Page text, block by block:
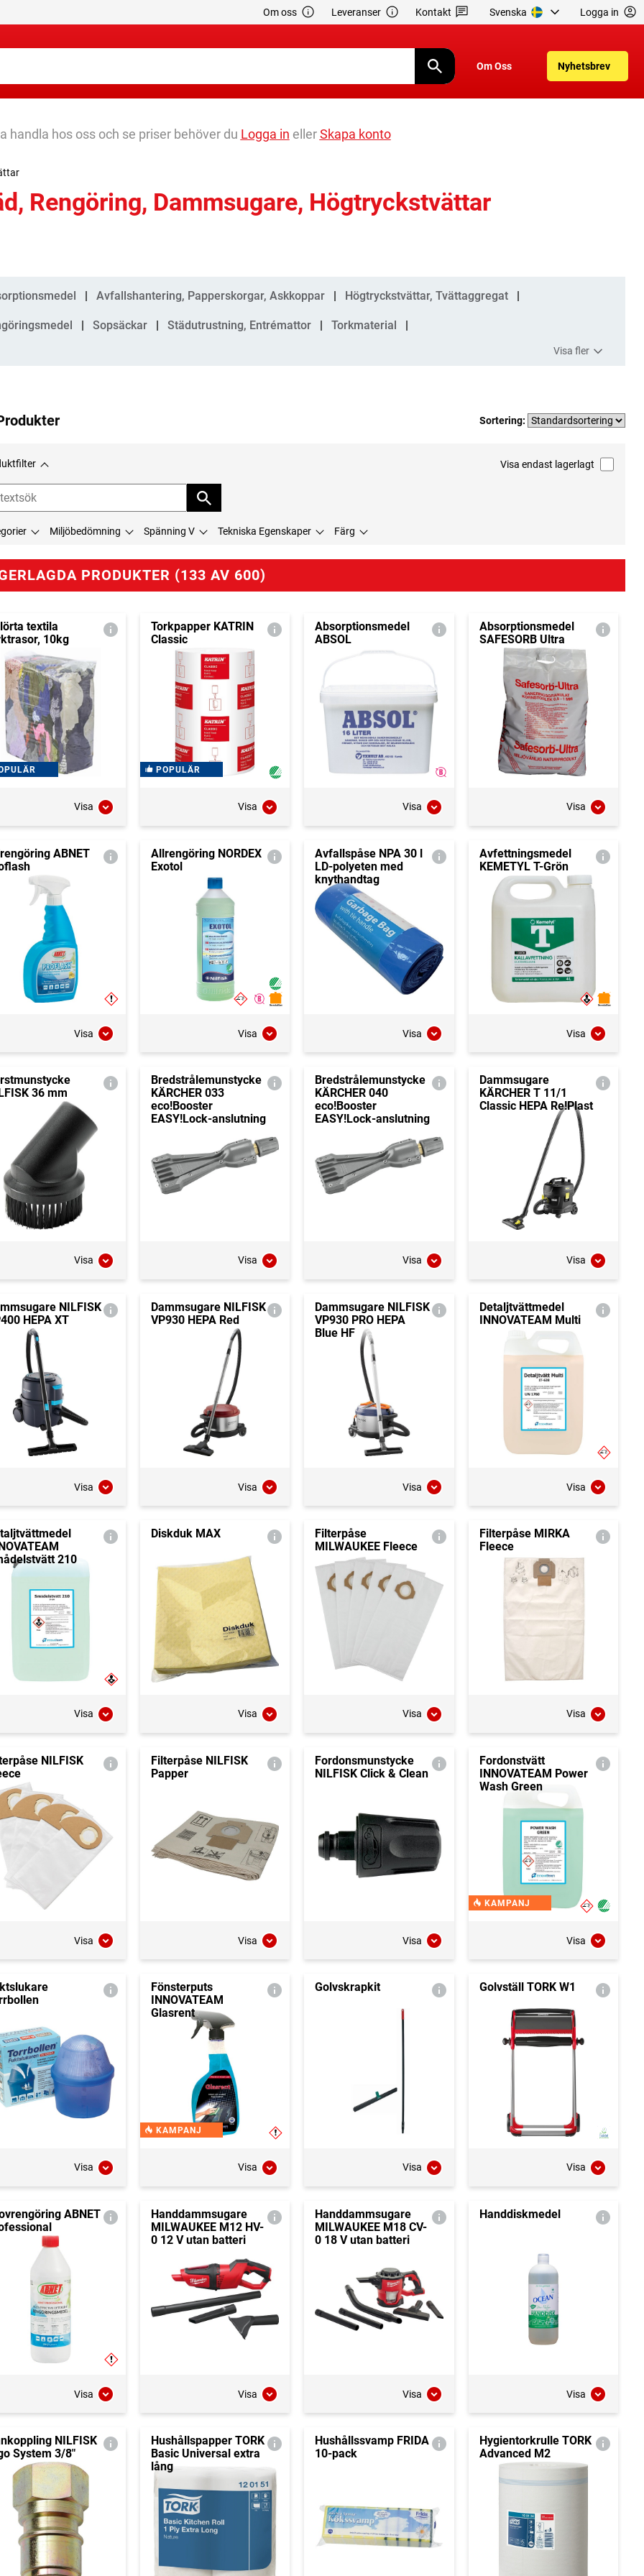
Om oss Leveranser Kontakt Svenska Logga in
Om Oss Nyhetsbrev
handla hos oss och se priser behöver du Logga in ellerSkapa konto
Rengöring, Dammsugare, Högtryckstvättar
Avfallshantering, Papperskorgar, Askkoppar Högtryckstvättar, Tvättaggregat
Sopsäckar Städutrustning, Entrémattor Torkmaterial
Visa fler
Sortering:
Visa endast lagerlagt
Miljöbedömning Spänning V Tekniska Egenskaper Färg
PRODUKTER (133 AV 600)
textila
10kg
Visa
Torkpapper KATRIN
Classic
POPULÄR
Visa
Absorptionsmedel
ABSOL
Visa
Absorptionsmedel
SAFESORB Ultra
Visa
ABNET
Visa
Allrengöring NORDEX
Exotol
Visa
Avfallspåse NPA 30 l
LD-polyeten med
knythandtag
Visa
Avfettningsmedel
KEMETYL T-Grön
Visa
36 mm
Visa
Bredstrålemunstycke
KÄRCHER 033
eco!Booster
EASY!Lock-anslutning
Visa
Bredstrålemunstycke
KÄRCHER 040
eco!Booster
EASY!Lock-anslutning
Visa
Dammsugare
KÄRCHER T 11/1
Classic HEPA Re!Plast
Visa
NILFISK
HEPA XT
Visa
Dammsugare NILFISK
VP930 HEPA Red
Visa
Dammsugare NILFISK
VP930 PRO HEPA
Blue HF
Visa
Detaljtvättmedel
INNOVATEAM Multi
Visa
210
Visa
Diskduk MAX
Visa
Filterpåse
MILWAUKEE Fleece
Visa
Filterpåse MIRKA
Fleece
Visa
NILFISK
Visa
Filterpåse NILFISK
Papper
Visa
Fordonsmunstycke
NILFISK Click & Clean
Visa
Fordonstvätt
INNOVATEAM Power
Wash Green
KAMPANJ
Visa
Visa
Fönsterputs
INNOVATEAM
Glasrent
KAMPANJ
Visa
Golvskrapkit
Visa
Golvställ TORK W1
Visa
ABNET
Visa
Handdammsugare
MILWAUKEE M12 HV-
0 12 V utan batteri
Visa
Handdammsugare
MILWAUKEE M18 CV-
0 18 V utan batteri
Visa
Handdiskmedel
Visa
NILFISK
System 3/8"
Hushållspapper TORK
Basic Universal extra
lång
Hushållssvamp FRIDA
10-pack
Hygientorkrulle TORK
Advanced M2